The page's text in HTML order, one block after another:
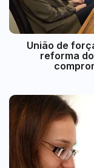
União de
reforma